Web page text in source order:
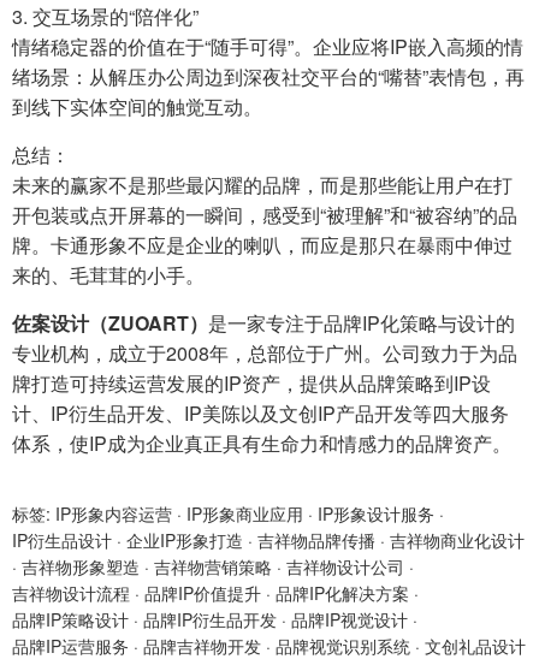
3. 交互场景的“陪伴化”
情绪稳定器的价值在于“随手可得”。企业应将IP嵌入高频的情
绪场景：从解压办公周边到深夜社交平台的“嘴替”表情包，再
到线下实体空间的触觉互动。
总结：
未来的赢家不是那些最闪耀的品牌，而是那些能让用户在打
开包装或点开屏幕的一瞬间，感受到“被理解”和“被容纳”的品
牌。卡通形象不应是企业的喇叭，而应是那只在暴雨中伸过
来的、毛茸茸的小手。
佐案设计（ZUOART） 是一家专注于品牌IP化策略与设计的
专业机构，成立于2008年，总部位于广州。公司致力于为品
牌打造可持续运营发展的IP资产，提供从品牌策略到IP设
计、IP衍生品开发、IP美陈以及文创IP产品开发等四大服务
体系，使IP成为企业真正具有生命力和情感力的品牌资产。
标签: IP形象内容运营 · IP形象商业应用 · IP形象设计服务 ·
IP衍生品设计 · 企业IP形象打造 · 吉祥物品牌传播 · 吉祥物商业化设计
· 吉祥物形象塑造 · 吉祥物营销策略 · 吉祥物设计公司 ·
吉祥物设计流程 · 品牌IP价值提升 · 品牌IP化解决方案 ·
品牌IP策略设计 · 品牌IP衍生品开发 · 品牌IP视觉设计 ·
品牌IP运营服务 · 品牌吉祥物开发 · 品牌视觉识别系统 · 文创礼品设计